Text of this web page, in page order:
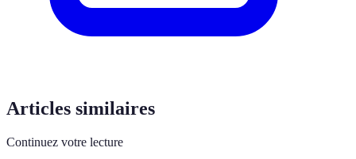
Articles similaires
Continuez votre lecture